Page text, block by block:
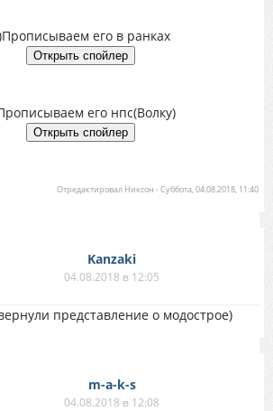
его в ранках
его нпс(Волку)
Отредактировал Никсон -Суббота, 04.08.2018, 11:40
Kanzaki
04.08.2018 в 12:05
представление о модострое)
m-a-k-s
04.08.2018 в 12:08